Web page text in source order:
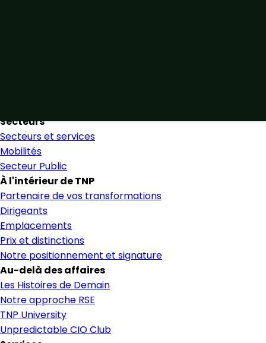
Secteurs
Secteurs et services
Mobilités
Secteur Public
À l'intérieur de TNP
Partenaire de vos transformations
Dirigeants
Emplacements
Prix et distinctions
Notre positionnement et signature
Au-delà des affaires
Les Histoires de Demain
Notre approche RSE
TNP University
Unpredictable CIO Club